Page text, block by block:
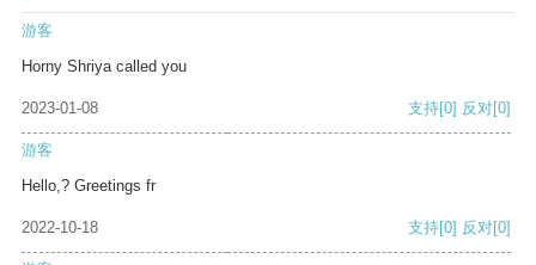
游客
Horny Shriya called you
2023-01-08 支持[0] 反对[0]
游客
Hello,? Greetings fr
2022-10-18 支持[0] 反对[0]